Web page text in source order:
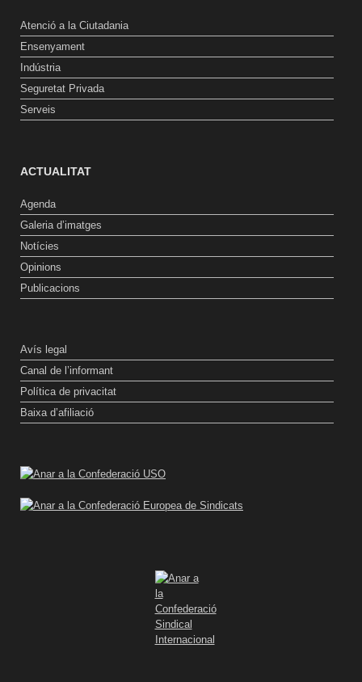
Atenció a la Ciutadania
Ensenyament
Indústria
Seguretat Privada
Serveis
ACTUALITAT
Agenda
Galeria d’imatges
Notícies
Opinions
Publicacions
Avís legal
Canal de l’informant
Política de privacitat
Baixa d’afiliació